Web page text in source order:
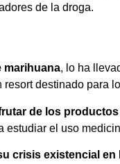
de la droga.
marihuana, lo ha
destinado para
de los
estudiar el uso
crisis existencial